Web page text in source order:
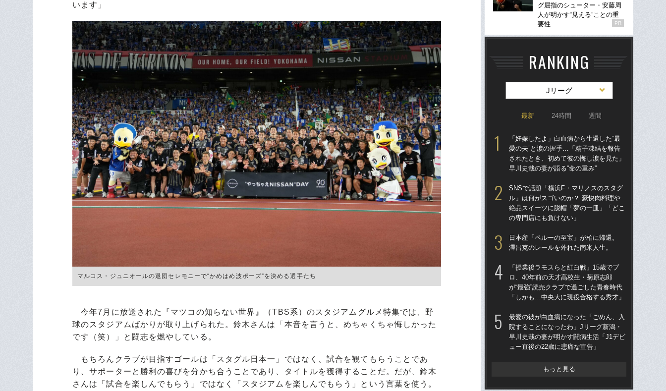
います」
マルコス・ジュニオールの退団セレモニーで“かめはめ波ポーズ”を決める選手たち
今年7月に放送された『マツコの知らない世界』（TBS系）のスタジアムグルメ特集では、野
球のスタジアムばかりが取り上げられた。鈴木さんは「本音を言うと、めちゃくちゃ悔しかった
です（笑）」と闘志を燃やしている。
もちろんクラブが目指すゴールは「スタグル日本一」ではなく、試合を観てもらうことであ
り、サポーターと勝利の喜びを分かち合うことであり、タイトルを獲得することだ。だが、鈴木
さんは「試合を楽しんでもらう」ではなく「スタジアムを楽しんでもらう」という言葉を使う。
グ屈指のシューター・安藤周
人が明かす“見える”ことの重
要性
PR
RANKING
Jリーグ
最新 24時間 週間
「妊娠したよ」白血病から生還した“最
愛の夫”と涙の握手…「精子凍結を報告
されたとき、初めて彼の悔し涙を見た」
早川史哉の妻が語る“命の重み”
SNSで話題「横浜F・マリノスのスタグ
ル」は何がスゴいのか？ 豪快肉料理や
絶品スイーツに脱帽「夢の一皿」「どこ
の専門店にも負けない」
日本産「ペルーの至宝」が柏に帰還。
澤昌克のレールを外れた南米人生。
「授業後ラモスらと紅白戦」15歳でプ
ロ、40年前の天才高校生・菊原志郎
が“最強”読売クラブで過ごした青春時代
「しかも…中央大に現役合格する秀才」
最愛の彼が白血病になった「ごめん、入
院することになったわ」Jリーグ新潟・
早川史哉の妻が明かす闘病生活「J1デビ
ュー直後の22歳に悲痛な宣告」
もっと見る